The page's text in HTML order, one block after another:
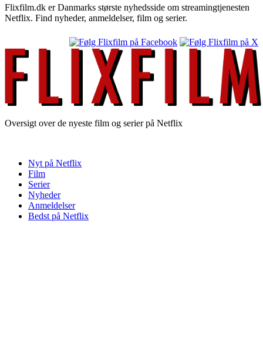
Flixfilm.dk er Danmarks største nyhedsside om streamingtjenesten
Netflix. Find nyheder, anmeldelser, film og serier.
Oversigt over de nyeste film og serier på Netflix
Nyt på Netflix
Film
Serier
Nyheder
Anmeldelser
Bedst på Netflix